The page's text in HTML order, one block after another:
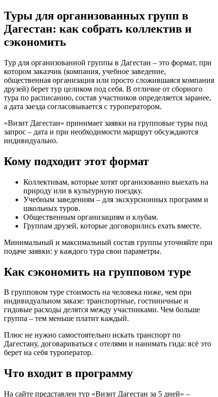
Туры для организованных групп в
Дагестан: как собрать коллектив и
сэкономить
Тур для организованной группы в Дагестан – это формат, при
котором заказчик (компания, учебное заведение,
общественная организация или просто сложившаяся компания
друзей) берет тур целиком под себя. В отличие от сборного
тура по расписанию, состав участников определяется заранее,
а дата заезда согласовывается с туроператором.
«Визит Дагестан» принимает заявки на групповые туры под
запрос – дата и при необходимости маршрут обсуждаются
индивидуально.
Кому подходит этот формат
Коллективам, которые хотят организованно выехать на
природу или в культурную поездку.
Учебным заведениям – для экскурсионных программ и
школьных туров.
Общественным организациям и клубам.
Группам друзей, которые договорились ехать вместе.
Минимальный и максимальный состав группы уточняйте при
подаче заявки: у каждого тура свои параметры.
Как сэкономить на групповом туре
В групповом туре стоимость на человека ниже, чем при
индивидуальном заказе: транспортные, гостиничные и
гидовые расходы делятся между участниками. Чем больше
группа – тем меньше платит каждый.
Плюс не нужно самостоятельно искать транспорт по
Дагестану, договариваться с отелями и нанимать гида: всё это
берет на себя туроператор.
Что входит в программу
На сайте представлен тур «Визит Дагестан за 5 дней» –